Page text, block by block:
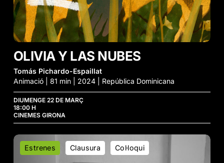
OLIVIA Y LAS NUBES
Tomás Pichardo-Espaillat
Animació | 81 min | 2024 | República Dominicana
DIUMENGE 22 DE MARÇ
18:00 H
CINEMES GIRONA
Carmela
Clausura Col·loqui
Estrenes